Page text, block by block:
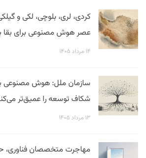
کردی، لری، بلوچی، لکی و
عصر هوش مصنوعی برای بقا به
۱۴ مرداد ۱۴۰۵
سازمان ملل: هوش مصنوعی
شکاف توسعه را عمیق‌تر
۱۳ مرداد ۱۴۰۵
مهاجرت متخصصان فناوری،